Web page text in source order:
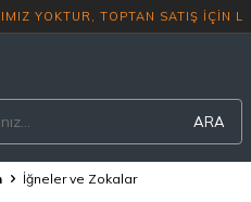
SATIŞIMIZ
ARA
İğneler ve Zokalar